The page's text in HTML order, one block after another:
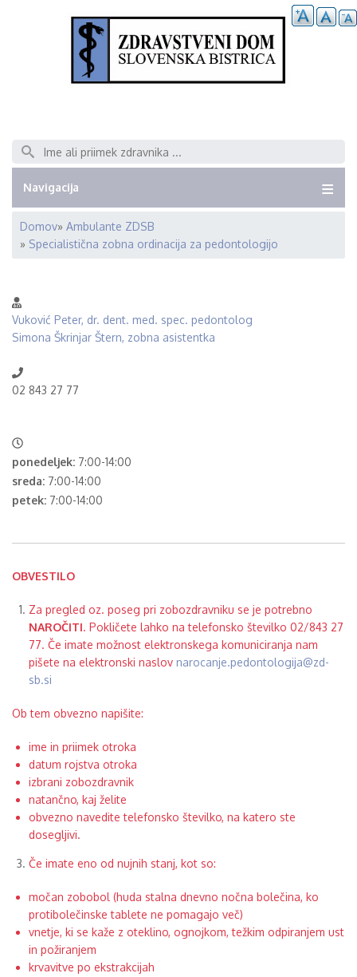
Išči
Navigacija
Breadcrumb
Domov
Ambulante ZDSB
Specialistična zobna ordinacija za pedontologijo
Vuković Peter, dr. dent. med. spec. pedontolog
Simona Škrinjar Štern, zobna asistentka
02 843 27 77
ponedeljek: 7:00-14:00
sreda: 7:00-14:00
petek: 7:00-14:00
OBVESTILO
Za pregled oz. poseg pri zobozdravniku se je potrebno
NAROČITI. Pokličete lahko na telefonsko številko 02/843 27
77. Če imate možnost elektronskega komuniciranja nam
pišete na elektronski naslov narocanje.pedontologija@zd-
sb.si
Ob tem obvezno napišite:
ime in priimek otroka
datum rojstva otroka
izbrani zobozdravnik
natančno, kaj želite
obvezno navedite telefonsko številko, na katero ste
dosegljivi.
Če imate eno od nujnih stanj, kot so:
močan zobobol (huda stalna dnevno nočna bolečina, ko
protibolečinske tablete ne pomagajo več)
vnetje, ki se kaže z oteklino, ognojkom, težkim odpiranjem ust
in požiranjem
krvavitve po ekstrakcijah